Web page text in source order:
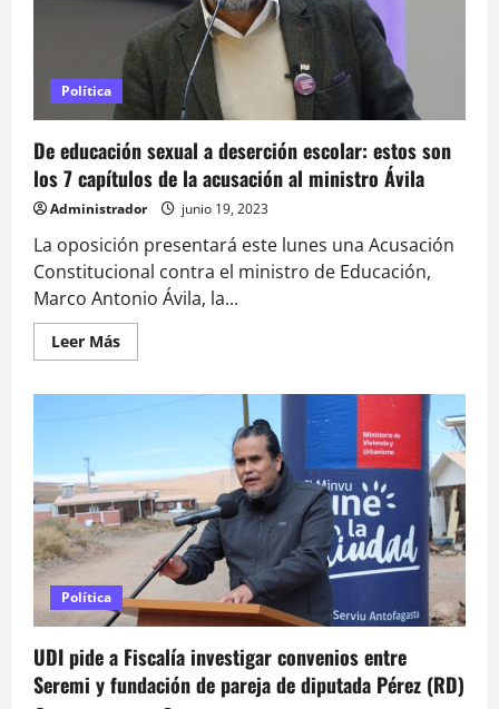
Política
De educación sexual a deserción escolar: estos son
los 7 capítulos de la acusación al ministro Ávila
Administrador junio 19, 2023
La oposición presentará este lunes una Acusación
Constitucional contra el ministro de Educación,
Marco Antonio Ávila, la...
Leer MásLeer
más
deserción
escolar:
estos
son
los
7
capítulos
la
acusación
al
Ávila
Política
UDI pide a Fiscalía investigar convenios entre
Seremi y fundación de pareja de diputada Pérez (RD)